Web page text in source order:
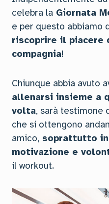
celebra la Giornata
e per questo abbiamo
riscoprire il piacere
compagnia!
Chiunque abbia avuto
allenarsi insieme a
volta, sarà testimone
che si ottengono
amico, soprattutto
motivazione e
il workout.